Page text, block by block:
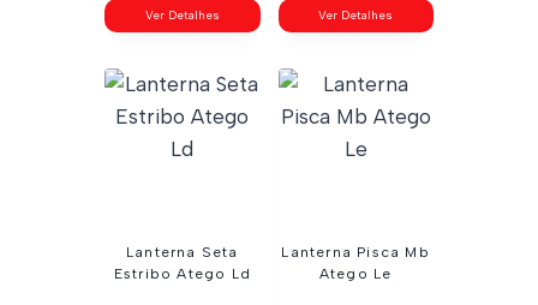
Ver Detalhes Ver Detalhes
Lanterna Seta
Estribo Atego Ld
Lanterna Pisca Mb
Atego Le